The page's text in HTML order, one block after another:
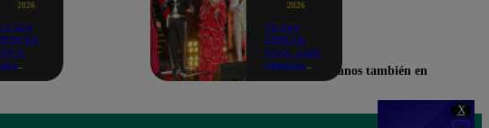
X
2026
Soy
EN
2026
Yo Soy
2026 EN
VIVO: Julio
Iglesias,
artistas se
Encuéntranos también en